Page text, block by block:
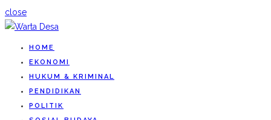
close
HOME
EKONOMI
HUKUM & KRIMINAL
PENDIDIKAN
POLITIK